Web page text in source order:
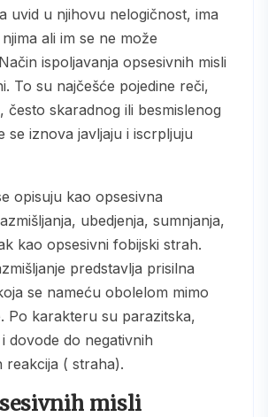
uvid u njihovu nelogičnost, ima
ali im se ne može
ispoljavanja opsesivnih misli
To su najčešće pojedine reči,
često skaradnog ili besmislenog
se iznova javljaju i iscrpljuju
ubedjenja, sumnjanja,
kao opsesivni fobijski strah.
predstavlja prisilna
se nameću obolelom mimo
Po karakteru su parazitska,
dovode do negativnih
reakcija ( straha).
misli